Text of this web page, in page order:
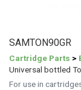
SAMTON90GR
Cartridge Parts >
Universal bottled
For use in